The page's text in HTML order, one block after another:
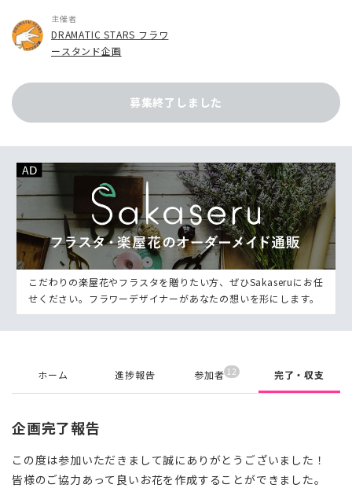
主催者
DRAMATIC STARS フラワ
ースタンド企画
募集終了しました
こだわりの楽屋花やフラスタを贈りたい方、ぜひSakaseruにお任
せください。フラワーデザイナーがあなたの想いを形にします。
ホーム 進捗報告 参加者 12 完了・収支
企画完了報告
この度は参加いただきまして誠にありがとうございました！
皆様のご協力あって良いお花を作成することができました。